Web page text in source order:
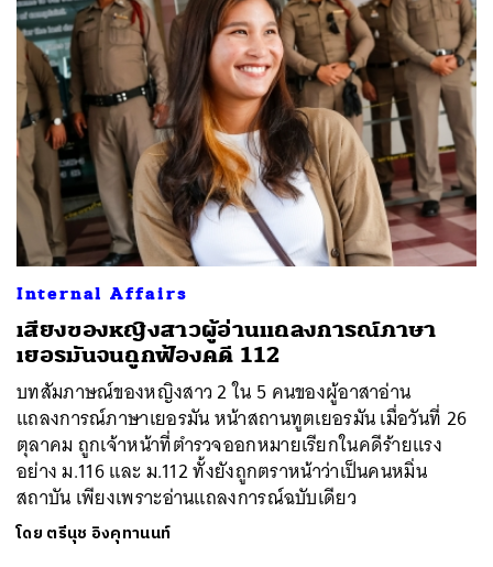
Internal Affairs
เสียงของหญิงสาวผู้อ่านแถลงการณ์ภาษา
เยอรมันจนถูกฟ้องคดี 112
บทสัมภาษณ์ของหญิงสาว 2 ใน 5 คนของผู้อาสาอ่าน
แถลงการณ์ภาษาเยอรมัน หน้าสถานทูตเยอรมัน เมื่อวันที่ 26
ตุลาคม ถูกเจ้าหน้าที่ตำรวจออกหมายเรียกในคดีร้ายแรง
อย่าง ม.116 และ ม.112 ทั้งยังถูกตราหน้าว่าเป็นคนหมิ่น
สถาบัน เพียงเพราะอ่านแถลงการณ์ฉบับเดียว
โดย ตรีนุช อิงคุทานนท์